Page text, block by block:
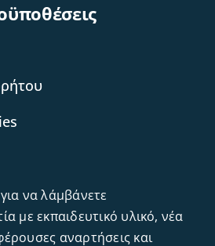
να λάμβάνετε
με εκπαιδευτικό υλικό, νέα
αναρτήσεις και